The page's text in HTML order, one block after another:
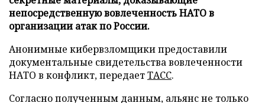
непосредственную вовлеченность НАТО в
организации атак по России.
Анонимные кибервзломщики предоставили
документальные свидетельства вовлеченности
НАТО в конфликт, передаетТАСС.
Согласно полученным данным, альянс не только